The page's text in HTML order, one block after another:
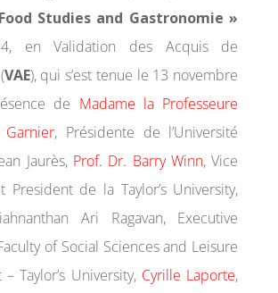
Studies and Gastronomie »
en Validation des Acquis de
VAE), qui s’est tenue le 13 novembre
de Madame la Professeure
Garnier, Présidente de l’Université
Jaurès, Prof. Dr. Barry Winn, Vice
President de la Taylor’s University,
Ari Ragavan, Executive
of Social Sciences and Leisure
Taylor’s University, Cyrille Laporte,